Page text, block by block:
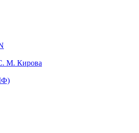
М. Кирова